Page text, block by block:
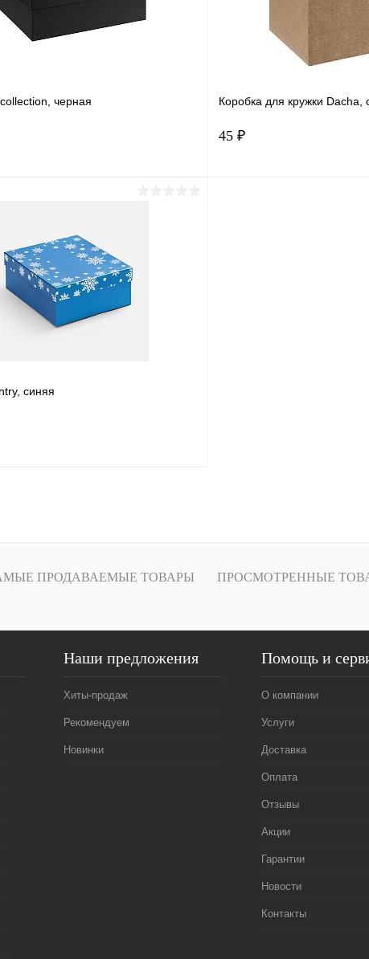
черная
1 клик Сравнение
В наличии
Коробка для кружки Dacha,
45 ₽
синяя
ПРОДАВАЕМЫЕ ТОВАРЫ ПРОСМОТРЕННЫЕ
Наши предложения
Хиты-продаж
Рекомендуем
Новинки
Помощь и
О компании
Услуги
Доставка
Оплата
Отзывы
Акции
Гарантии
Новости
Контакты